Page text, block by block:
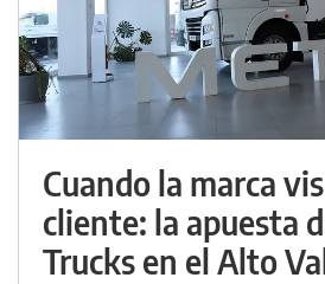
Cuando la marca
cliente: la apuesta
Trucks en el Alto